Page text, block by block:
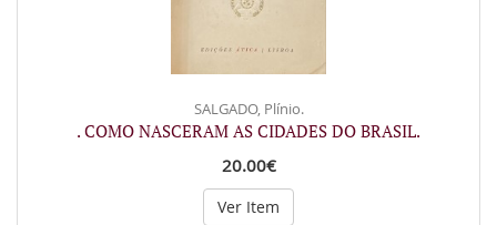
SALGADO, Plínio.
. COMO NASCERAM AS CIDADES DO BRASIL.
20.00€
Ver Item